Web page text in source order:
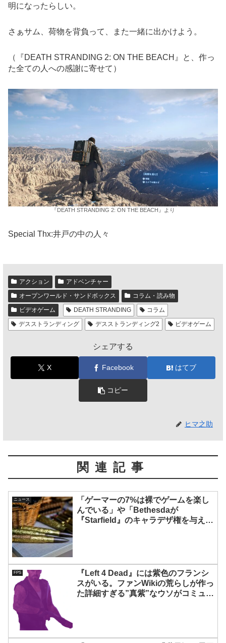
明になったらしい。
さぁサム、荷物を背負って、また一緒に出かけよう。
（『DEATH STRANDING 2: ON THE BEACH』と、作っ
た全ての人への感謝に寄せて）
『DEATH STRANDING 2: ON THE BEACH』より
Special Thx:井戸の中の人々
アクション
アドベンチャー
オープンワールド・サンドボックス
コラム・読み物
ビデオゲーム
DEATH STRANDING
コラム
デスストランディング
デスストランディング2 ビデオゲーム
シェアする
X Facebook はてブ
コピー
ヒマ之助
関連記事
ニュース
「ゲーマーの7%は裸でゲームを楽し
んでいる」や「Bethesdaが
『Starfield』のキャラデザ権を与える
FPS
『Left 4 Dead』には紫色のフランシ
スがいる。ファンWikiの荒らしが作っ
た詳細すぎる”真紫”なウソがコミュニ